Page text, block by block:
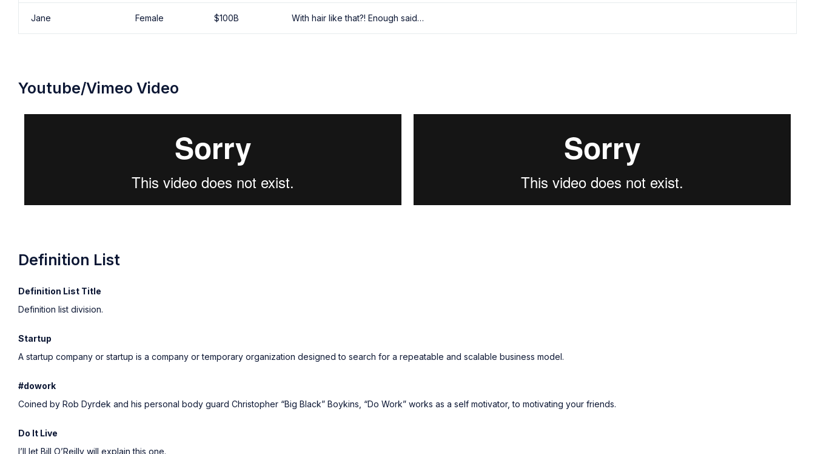
Jane Female $100B With hair like that?! Enough said…
Youtube/Vimeo Video
Definition List
Definition List Title
Definition list division.
Startup
A startup company or startup is a company or temporary organization designed to search for a repeatable and scalable business model.
#dowork
Coined by Rob Dyrdek and his personal body guard Christopher “Big Black” Boykins, “Do Work” works as a self motivator, to motivating your friends.
Do It Live
I’ll let Bill O’Reilly will explain this one.